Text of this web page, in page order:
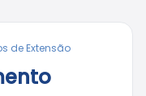
de Extensão